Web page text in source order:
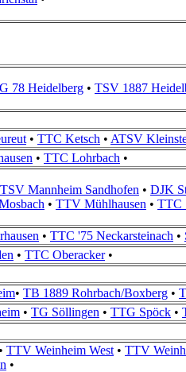
78 Heidelberg • TSV 1887
• TTC Ketsch • ATSV
• TTC Lohrbach •
TSV Mannheim Sandhofen • DJK
• TTV Mühlhausen • TTC
• TTC '75 Neckarsteinach •
• TTC Oberacker•
• TB 1889 Rohrbach/Boxberg •
• TG Söllingen • TTG Spöck •
• TTV Weinheim West • TTV
•